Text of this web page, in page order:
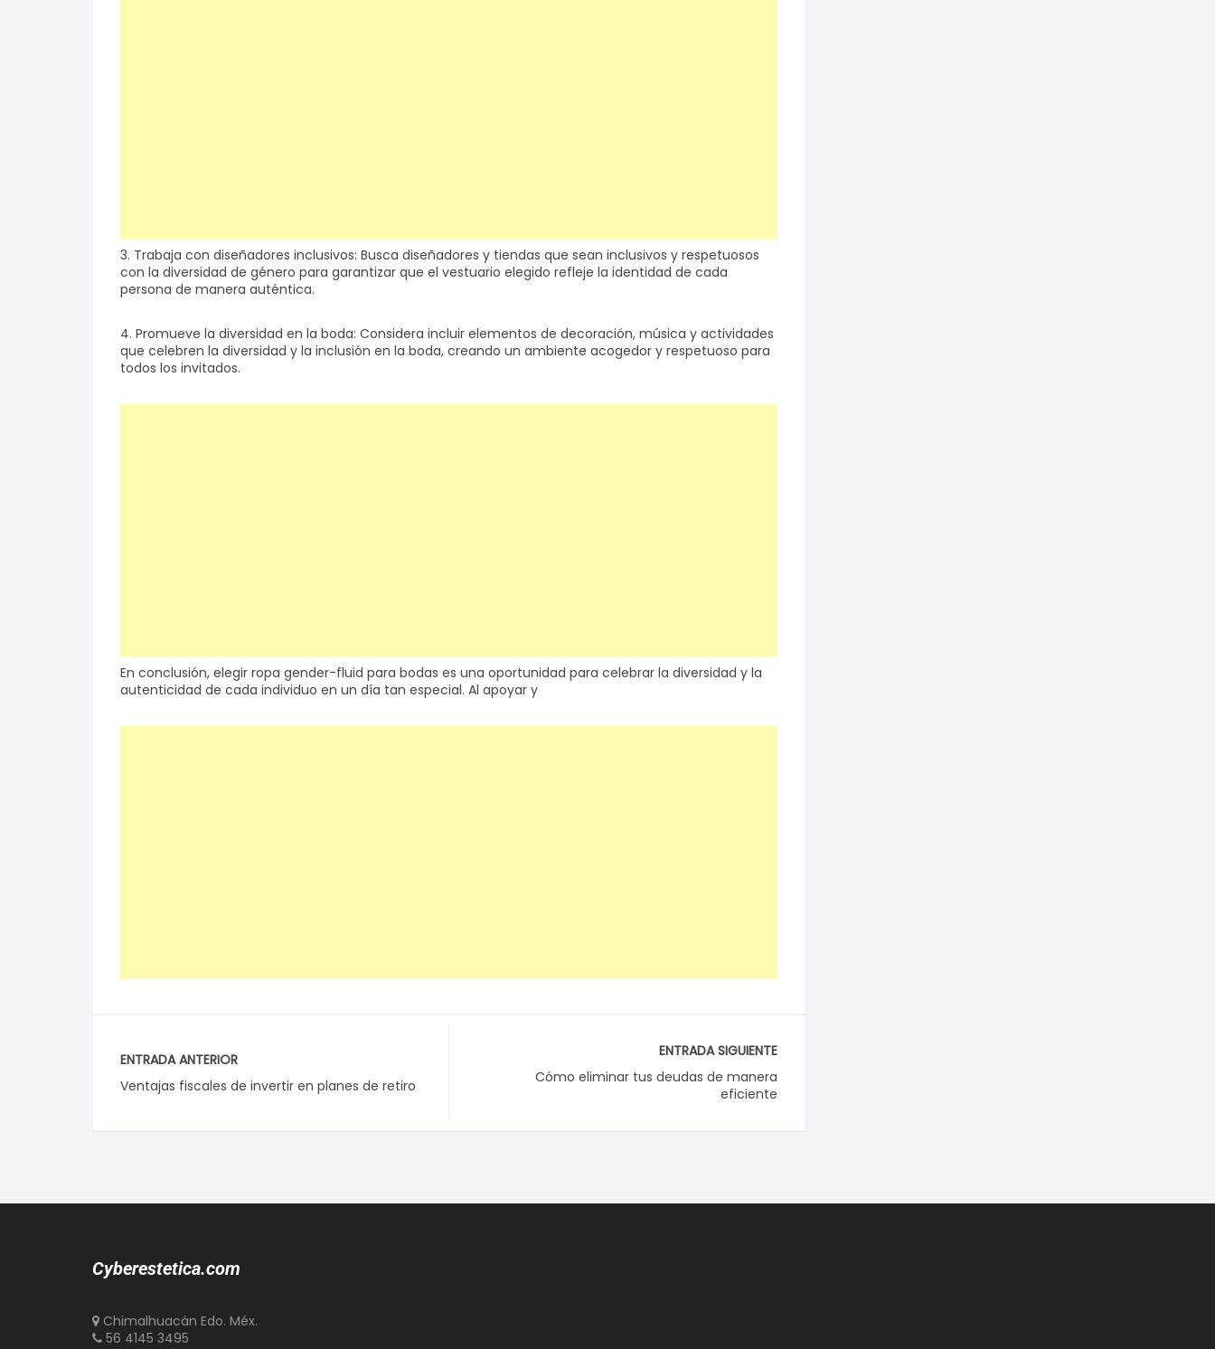
3. Trabaja con diseñadores inclusivos: Busca diseñadores y tiendas que sean inclusivos y respetuosos
con la diversidad de género para garantizar que el vestuario elegido refleje la identidad de cada
persona de manera auténtica.
4. Promueve la diversidad en la boda: Considera incluir elementos de decoración, música y actividades
que celebren la diversidad y la inclusión en la boda, creando un ambiente acogedor y respetuoso para
todos los invitados.
En conclusión, elegir ropa gender-fluid para bodas es una oportunidad para celebrar la diversidad y la
autenticidad de cada individuo en un día tan especial. Al apoyar y
ENTRADA ANTERIOR
Ventajas fiscales de invertir en planes de retiro
ENTRADA SIGUIENTE
Cómo eliminar tus deudas de manera
eficiente
Cyberestetica.com
Chimalhuacán Edo. Méx.
56 4145 3495